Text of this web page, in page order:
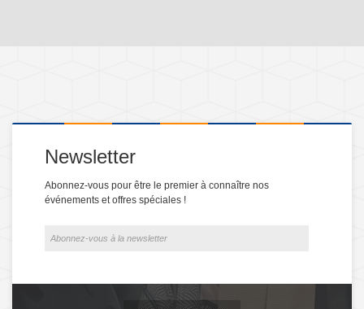
Newsletter
Abonnez-vous pour être le premier à connaître nos
événements et offres spéciales !